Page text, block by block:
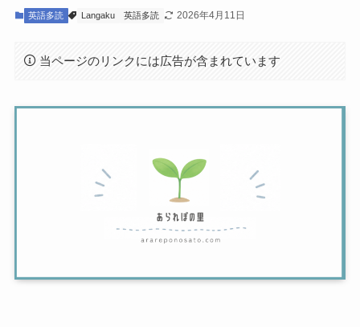
英語多読 Langaku 英語多読 2026年4月11日
当ページのリンクには広告が含まれています